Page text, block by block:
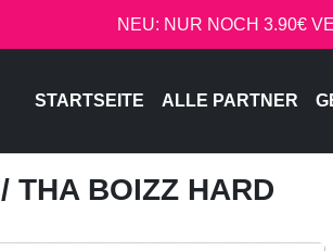
NEU: NUR NOCH 3.90€
STARTSEITE ALLE PARTNER
/ THA BOIZZ HARD